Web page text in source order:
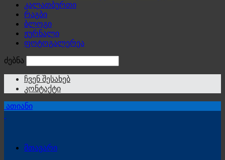
კალათბურთი
რაგბი
ბლოგი
ჟურნალი
ფოტოგალერეა
ძებნა
ჩვენ შესახებ
კონტაქტი
ათიანი
მთავარი